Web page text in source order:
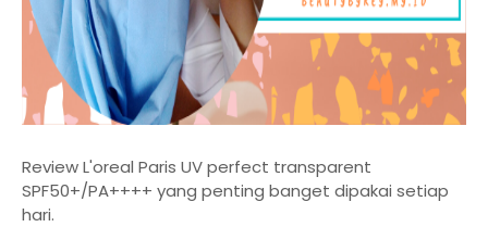
Review L'oreal Paris UV perfect transparent
SPF50+/PA++++ yang penting banget dipakai setiap
hari.